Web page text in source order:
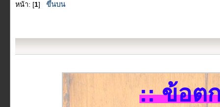
หน้า: [1] ขึ้นบน
:: ข้อต